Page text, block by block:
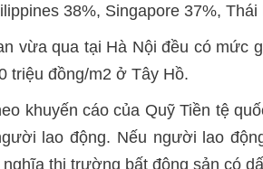
38%, Singapore 37%,
vừa qua tại Hà Nội đều có mức
triệu đồng/m2 ở Tây Hồ.
khuyến cáo của Quỹ Tiền tệ
lao động. Nếu người lao
thị trường bất động sản có